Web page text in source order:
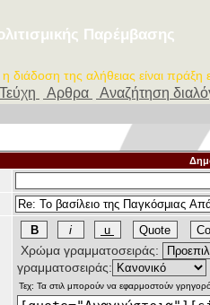
Παρέμβασης
διάδοση της αλήθειας είναι πράξη
Τεύχη Αρθρα Αναζήτηση
Χρώμα γραμματοσειράς:
γραμματοσειράς: